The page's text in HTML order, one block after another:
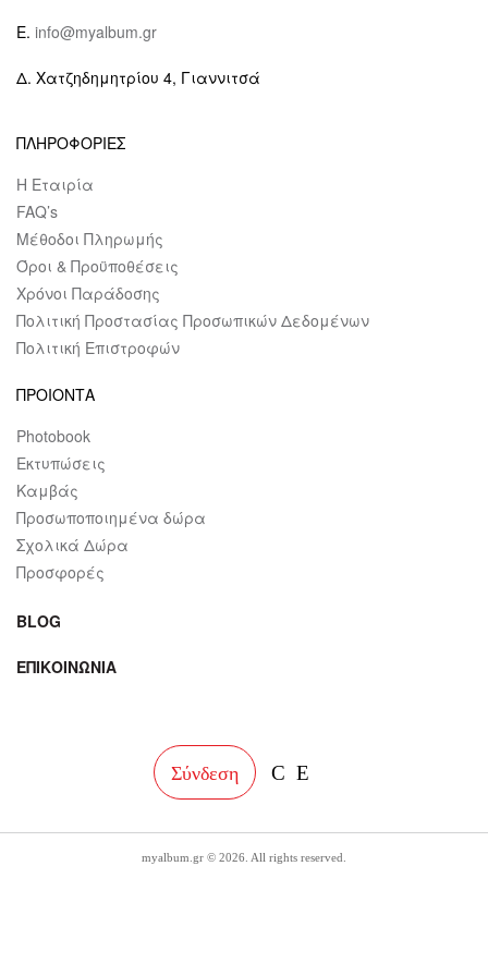
E. info@myalbum.gr
Δ. Χατζηδημητρίου 4, Γιαννιτσά
ΠΛΗΡΟΦΟΡΙΕΣ
Η Εταιρία
FAQ’s
Μέθοδοι Πληρωμής
Όροι & Προϋποθέσεις
Χρόνοι Παράδοσης
Πολιτική Προστασίας Προσωπικών Δεδομένων
Πολιτική Επιστροφών
ΠΡΟΙΟΝΤΑ
Photobook
Εκτυπώσεις
Καμβάς
Προσωποποιημένα δώρα
Σχολικά Δώρα
Προσφορές
BLOG
ΕΠΙΚΟΙΝΩΝΙΑ
Σύνδεση facebook
myalbum.gr © 2026. All rights reserved.